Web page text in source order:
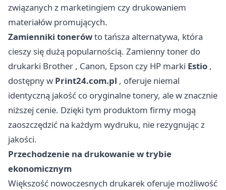
związanych z marketingiem czy drukowaniem
materiałów promujących.
Zamienniki tonerówto tańsza alternatywa, która
cieszy się dużą popularnością. Zamiennytoner do
drukarki Brother , Canon, Epson czy HP marki Estio ,
dostępny w Print24.com.pl , oferuje niemal
identyczną jakość co oryginalne tonery, ale w znacznie
niższej cenie. Dzięki tym produktom firmy mogą
zaoszczędzić na każdym wydruku, nie rezygnując z
jakości.
Przechodzenie na drukowanie w trybie
ekonomicznym
Większość nowoczesnych drukarek oferuje możliwość